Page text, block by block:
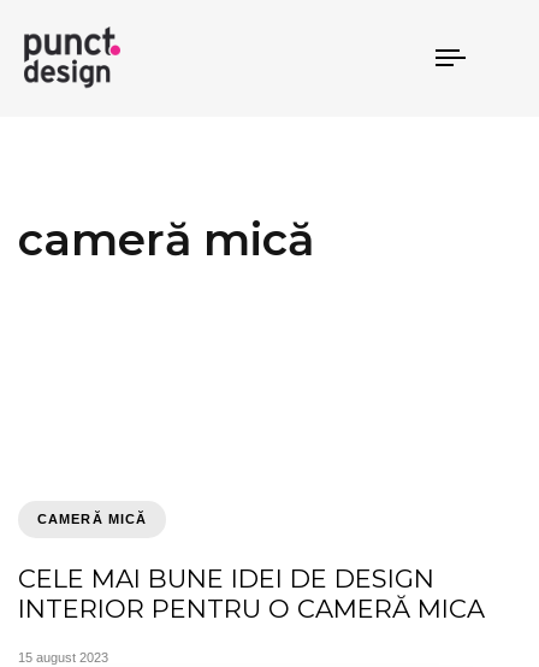
TOGGLE
cameră mică
CAMERĂ MICĂ
CELE MAI BUNE IDEI DE DESIGN
INTERIOR PENTRU O CAMERĂ MICA
15 august 2023